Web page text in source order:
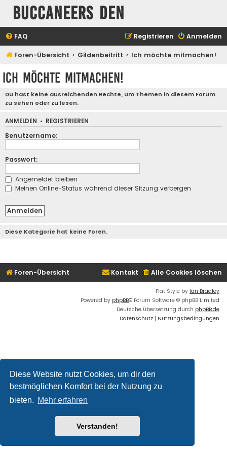
Diese Website nutzt Cookies, um dir den
bestmöglichen Komfort bei der Nutzung zu
bieten. Mehr erfahren
Verstanden!
Buccaneers Den
FAQ Anmelden
Registrieren
Foren-Übersicht Gildenbeitritt Ich möchte mitmachen!
Ich möchte mitmachen!
Du hast keine ausreichenden Rechte, um Themen in diesem Forum
zu sehen oder zu lesen.
ANMELDEN • REGISTRIEREN
Benutzername:
Passwort:
Angemeldet bleiben
Meinen Online-Status während dieser Sitzung verbergen
Diese Kategorie hat keine Foren.
Foren-Übersicht Alle Cookies löschen
Kontakt
Flat Style by Ian Bradley
Powered by phpBB® Forum Software © phpBB Limited
Deutsche Übersetzung durch phpBB.de
Datenschutz | Nutzungsbedingungen